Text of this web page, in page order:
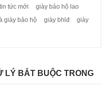
tin tức mới
giày bảo hộ lao
giày bảo hộ giày bhlđ
giày
LÝ BẮT BUỘC TRONG